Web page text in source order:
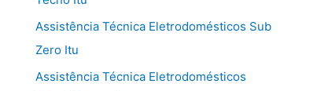
Assistência Técnica Eletrodomésticos Sub
Zero Itu
Assistência Técnica Eletrodomésticos